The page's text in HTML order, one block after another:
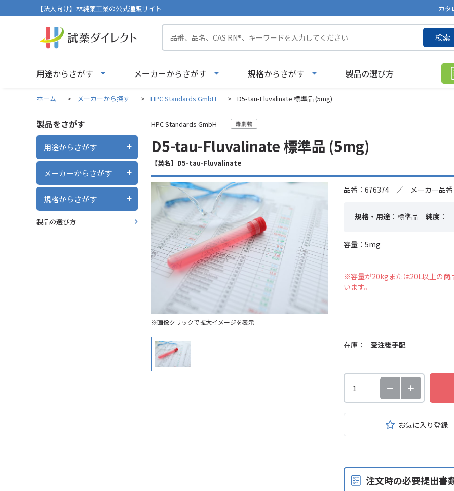
【法人向け】林純薬工業の公式通販サイト カタ
検索
用途からさがす メーカーからさがす 規格からさがす 製品の選び方
ホーム > メーカーから探す > HPC Standards GmbH > D5-tau-Fluvalinate 標準品 (5mg)
製品をさがす
用途からさがす
メーカーからさがす
規格からさがす
製品の選び方
HPC Standards GmbH
D5-tau-Fluvalinate 標準品 (5mg)
【英名】D5-tau-Fluvalinate
※画像クリックで拡大イメージを表示
品番：676374 ／ メーカー品番
規格・用途 ：標準品 純度 ：
容量：5mg
※容量が20kgまたは20L以上の商
います。
在庫： 受注後手配
お気に入り登録
注文時の必要提出書